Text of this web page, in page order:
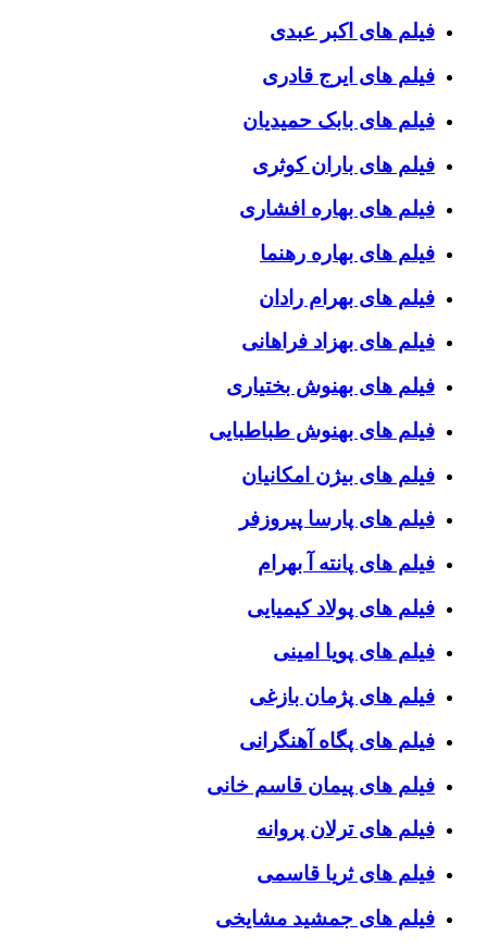
فیلم های اکبر عبدی
فیلم های ایرج قادری
فیلم های بابک حمیدیان
فیلم های باران کوثری
فیلم های بهاره افشاری
فیلم های بهاره رهنما
فیلم های بهرام رادان
فیلم های بهزاد فراهانی
فیلم های بهنوش بختیاری
فیلم های بهنوش طباطبایی
فیلم های بیژن امکانیان
فیلم های پارسا پیروزفر
فیلم های پانته آ بهرام
فیلم های پولاد کیمیایی
فیلم های پویا امینی
فیلم های پژمان بازغی
فیلم های پگاه آهنگرانی
فیلم های پیمان قاسم خانی
فیلم های ترلان پروانه
فیلم های ثریا قاسمی
فیلم های جمشید مشایخی